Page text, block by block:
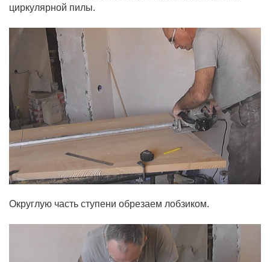
циркулярной пилы.
Округлую часть ступени обрезаем лобзиком.